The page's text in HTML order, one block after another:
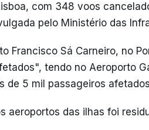
com 348 voos
pelo Ministério das
Francisco Sá Carneiro, no
tendo no Aeroporto
de 5 mil passageiros
aeroportos das ilhas foi